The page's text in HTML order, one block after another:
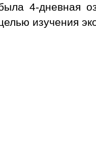
4-дневная
изучения